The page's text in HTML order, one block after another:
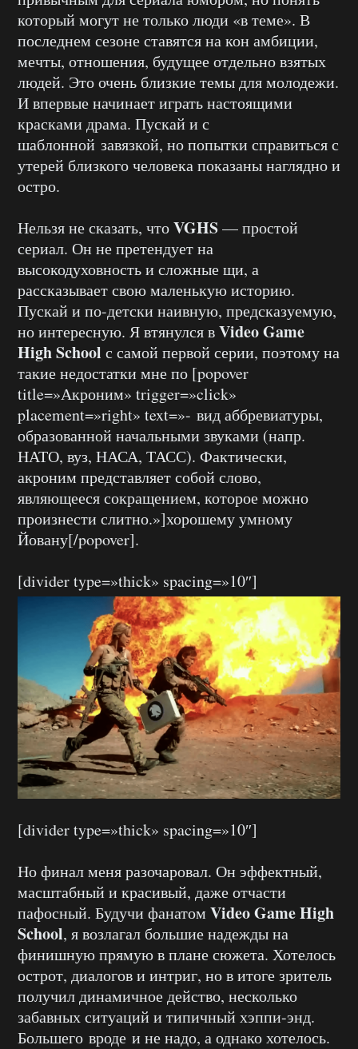
который могут не только люди «в теме». В
последнем сезоне ставятся на кон амбиции,
мечты, отношения, будущее отдельно взятых
людей. Это очень близкие темы для молодежи.
И впервые начинает играть настоящими
красками драма. Пускай и с
шаблонной завязкой, но попытки справиться с
утерей близкого человека показаны наглядно и
остро.
Нельзя не сказать, чтоVGHS— простой
сериал. Он не претендует на
высокодуховность и сложные щи, а
рассказывает свою маленькую историю.
Пускай и по-детски наивную, предсказуемую,
но интересную. Я втянулся вVideo Game
High School с самой первой серии, поэтому на
такие недостатки мне по [popover
title=»Акроним» trigger=»click»
placement=»right» text=»- вид аббревиатуры,
образованной начальными звуками (напр.
НАТО, вуз, НАСА, ТАСС). Фактически,
акроним представляет собой слово,
являющееся сокращением, которое можно
произнести слитно.»]хорошему умному
Йовану[/popover].
[divider type=»thick» spacing=»10″]
[divider type=»thick» spacing=»10″]
Но финал меня разочаровал. Он эффектный,
масштабный и красивый, даже отчасти
пафосный. Будучи фанатом Video Game High
School, я возлагал большие надежды на
финишную прямую в плане сюжета. Хотелось
острот, диалогов и интриг, но в итоге зритель
получил динамичное действо, несколько
забавных ситуаций и типичный хэппи-энд.
Большего вроде и не надо, а однако хотелось.